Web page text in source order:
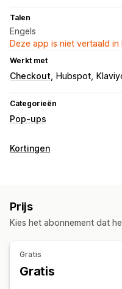
Talen
Engels
Deze app is niet vertaald in
Werkt met
Checkout Hubspot
Categorieën
Pop-ups
Soorten pop-ups
Pop-ups op maat
Bewerkingstool
Aangepaste lettertypen
Kortingen
Percentagekortingen
Tijdelijke aanbiedingen
Prijs
Kies het abonnement dat
Gratis
Gratis